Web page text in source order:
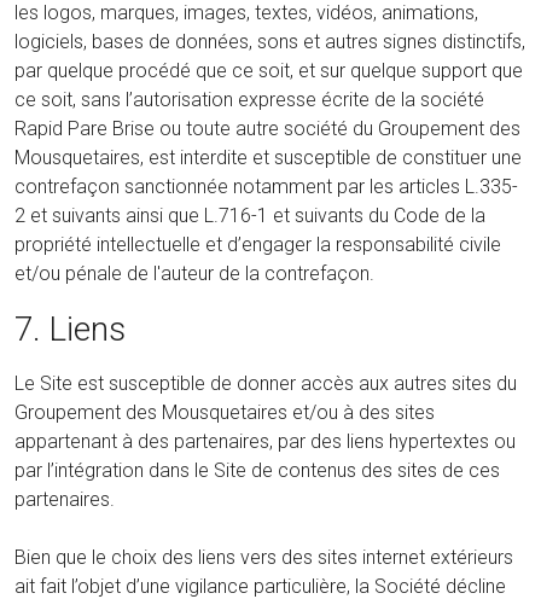
les logos, marques, images, textes, vidéos, animations,
logiciels, bases de données, sons et autres signes distinctifs,
par quelque procédé que ce soit, et sur quelque support que
ce soit, sans l’autorisation expresse écrite de la société
Rapid Pare Brise ou toute autre société du Groupement des
Mousquetaires, est interdite et susceptible de constituer une
contrefaçon sanctionnée notamment par les articles L.335-
2 et suivants ainsi que L.716-1 et suivants du Code de la
propriété intellectuelle et d’engager la responsabilité civile
et/ou pénale de l'auteur de la contrefaçon.
7. Liens
Le Site est susceptible de donner accès aux autres sites du
Groupement des Mousquetaires et/ou à des sites
appartenant à des partenaires, par des liens hypertextes ou
par l’intégration dans le Site de contenus des sites de ces
partenaires.
Bien que le choix des liens vers des sites internet extérieurs
ait fait l’objet d’une vigilance particulière, la Société décline